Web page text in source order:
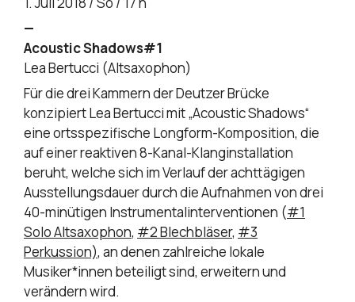
—
Acoustic Shadows#1
Lea Bertucci (Altsaxophon)
Für die drei Kammern der Deutzer Brücke
konzipiert Lea Bertucci mit „Acoustic Shadows“
eine ortsspezifische Longform-Komposition, die
auf einer reaktiven 8-Kanal-Klanginstallation
beruht, welche sich im Verlauf der achttägigen
Ausstellungsdauer durch die Aufnahmen von drei
40-minütigen Instrumentalinterventionen (#1
Solo Altsaxophon, #2 Blechbläser, #3
Perkussion), an denen zahlreiche lokale
Musiker*innen beteiligt sind, erweitern und
verändern wird.